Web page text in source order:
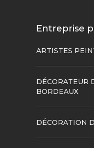
Entreprise
ARTISTES
DÉCORATEUR
BORDEAUX
DÉCORATION